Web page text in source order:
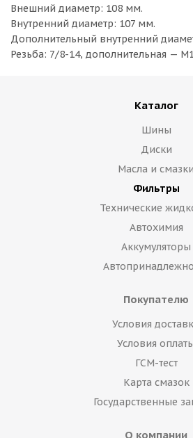
Внешний диаметр: 108 мм.
Внутренний диаметр: 107 мм.
Дополнительный внутренний
Резьба: 7/8-14, дополнительная —
Каталог
Шины
Диски
Масла и смазки
Фильтры
Технические
Автохимия
Аккумуляторы
Покупателю
Условия
Условия
ГСМ-тест
Карта смазок
Государственные
О компании